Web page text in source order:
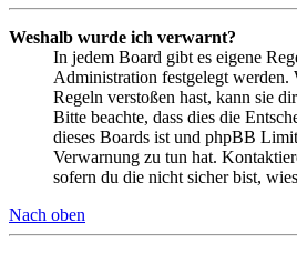
Weshalb wurde ich verwarnt?
In jedem Board gibt es eigene
Administration festgelegt werden.
Regeln verstoßen hast, kann sie
Bitte beachte, dass dies die
dieses Boards ist und phpBB
Verwarnung zu tun hat.
sofern du die nicht sicher bist,
Nach oben